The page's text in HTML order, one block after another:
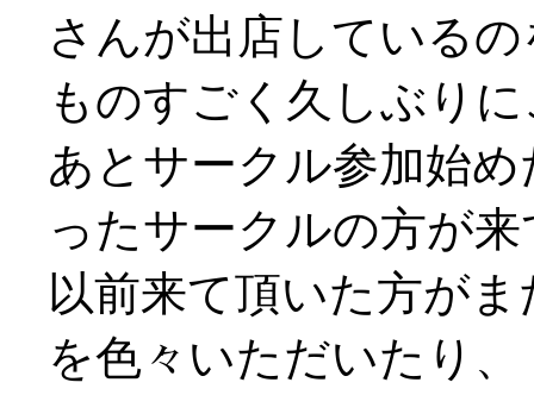
さんが出店している
ものすごく久しぶり
あとサークル参加始
ったサークルの方が
以前来て頂いた方が
を色々いただいたり、